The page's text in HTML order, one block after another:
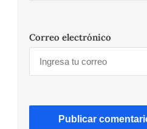
Correo electrónico